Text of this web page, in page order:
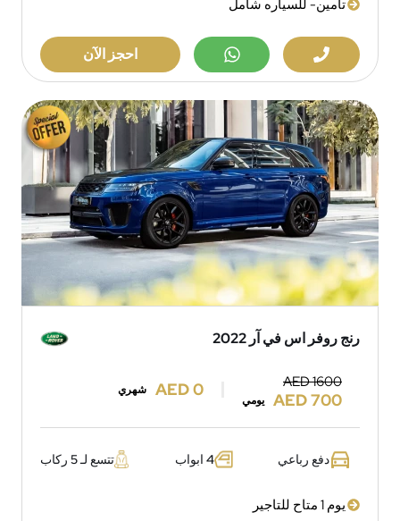
تامين- للسياره شامل
احجز الآن
رنج روفر اس في آر 2022
AED 1600
AED 700 يومي
AED 0 شهري
دفع رباعي 4 ابواب تتسع لـ 5 ركاب
يوم 1 متاح للتاجير